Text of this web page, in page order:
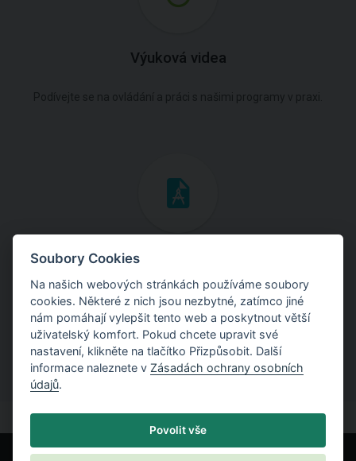
Výuková videa
Inženýrské manuály
Stáhněte si manuály s teoretickými i praktickými ukázkami
použití programů.
Soubory Cookies
Na našich webových stránkách používáme soubory
cookies. Některé z nich jsou nezbytné, zatímco jiné
nám pomáhají vylepšit tento web a poskytnout větší
uživatelský komfort. Pokud chcete upravit své
nastavení, klikněte na tlačítko Přizpůsobit. Další
informace naleznete v Zásadách ochrany osobních
údajů.
Povolit vše